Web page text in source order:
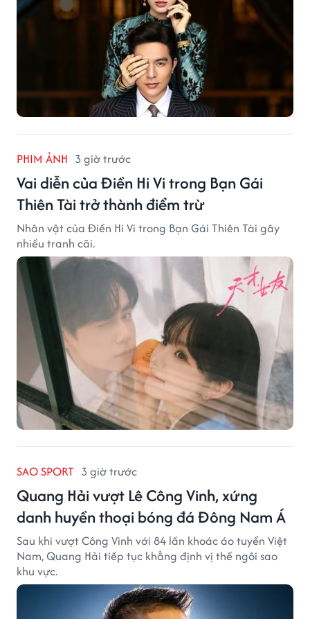
PHIM ẢNH 3 giờ trước
Vai diễn của Điền Hi Vi trong Bạn Gái
Thiên Tài trở thành điểm trừ
Nhân vật của Điền Hi Vi trong Bạn Gái Thiên Tài gây
nhiều tranh cãi.
SAO SPORT 3 giờ trước
Quang Hải vượt Lê Công Vinh, xứng
danh huyền thoại bóng đá Đông Nam Á
Sau khi vượt Công Vinh với 84 lần khoác áo tuyển Việt
Nam, Quang Hải tiếp tục khẳng định vị thế ngôi sao
khu vực.